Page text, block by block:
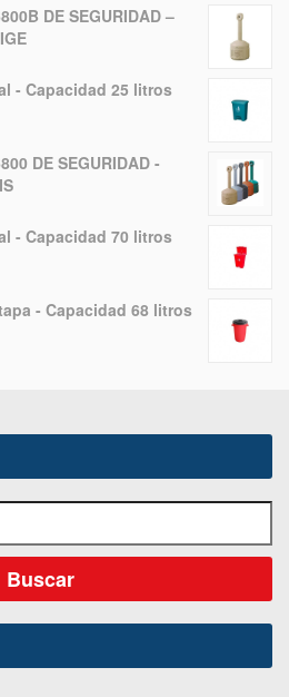
DE SEGURIDAD –
- Capacidad 25 litros
DE SEGURIDAD -
- Capacidad 70 litros
- Capacidad 68 litros